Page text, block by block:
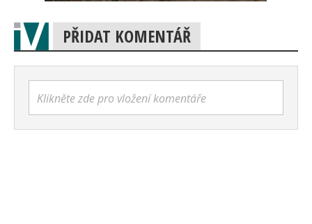
PŘIDAT KOMENTÁŘ
Klikněte zde pro vložení komentáře